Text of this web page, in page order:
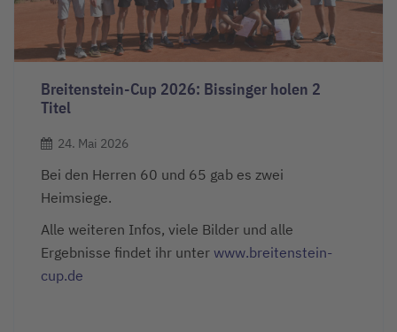
Breitenstein-Cup 2026: Bissinger holen 2
Titel
24. Mai 2026
Bei den Herren 60 und 65 gab es zwei
Heimsiege.
Alle weiteren Infos, viele Bilder und alle
Ergebnisse findet ihr unter www.breitenstein-
cup.de